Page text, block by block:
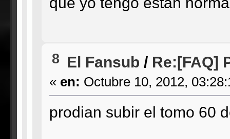
8 El Fansub / Re:[FAQ]
« en: Octubre 10, 2012,
prodian subir el tomo 60